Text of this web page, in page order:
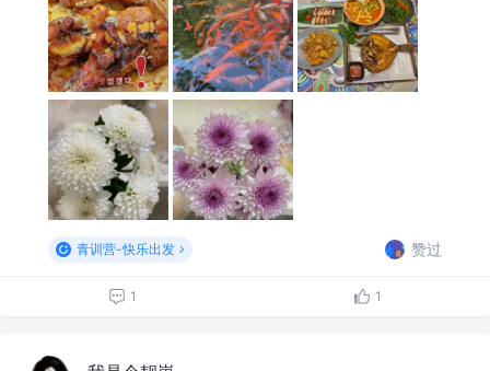
青训营-快乐出发 赞过
1 1